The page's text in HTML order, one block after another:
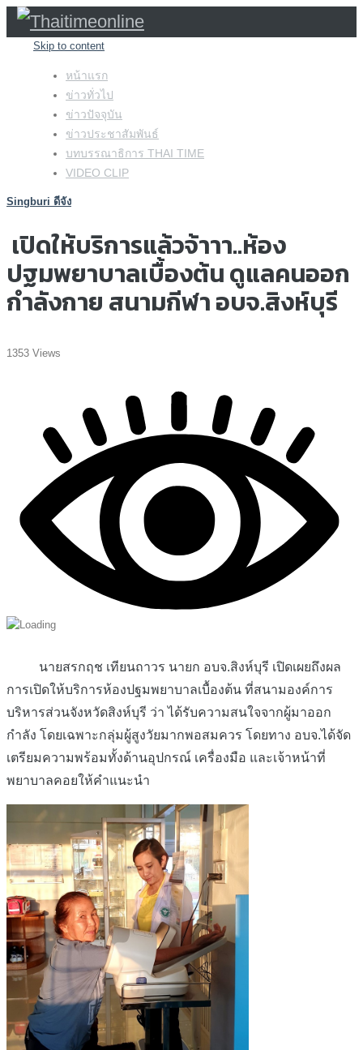
Skip to content
หน้าแรก
ข่าวทั่วไป
ข่าวปัจจุบัน
ข่าวประชาสัมพันธ์
บทบรรณาธิการ THAI TIME
VIDEO CLIP
Singburi ดีจัง
เปิดให้บริการแล้วจ้าาา..ห้อง
ปฐมพยาบาลเบื้องต้น ดูแลคนออก
กำลังกาย สนามกีฬา อบจ.สิงห์บุรี
1353 Views
นายสรกฤช เทียนถาวร นายก อบจ.สิงห์บุรี เปิดเผยถึงผล
การเปิดให้บริการห้องปฐมพยาบาลเบื้องต้น ที่สนามองค์การ
บริหารส่วนจังหวัดสิงห์บุรี ว่า ได้รับความสนใจจากผู้มาออก
กำลัง โดยเฉพาะกลุ่มผู้สูงวัยมากพอสมควร โดยทาง อบจ.ได้จัด
เตรียมความพร้อมทั้งด้านอุปกรณ์ เครื่องมือ และเจ้าหน้าที่
พยาบาลคอยให้คำแนะนำ